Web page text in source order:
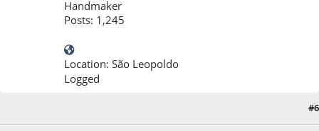
Handmaker
Posts: 1,245
Location: São Leopoldo
Logged
: 04 de April de 2020, as 18:35:06 by A.Sim#6